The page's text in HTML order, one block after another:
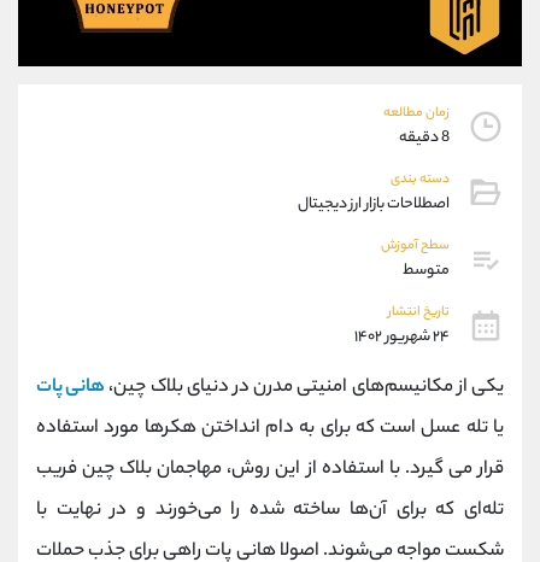
زمان مطالعه
8 دقیقه
دسته بندی
اصطلاحات بازار ارز دیجیتال
سطح آموزش
متوسط
تاریخ انتشار
۲۴ شهریور ۱۴۰۲
یکی از مکانیسم‌های امنیتی مدرن در دنیای بلاک چین، هانی پات
یا تله‌ عسل است که برای به دام انداختن هکرها مورد استفاده
قرار می گیرد. با استفاده از این روش، مهاجمان بلاک چین فریب
تله‌ای که برای آن‌ها ساخته شده را می‌خورند و در نهایت با
شکست مواجه می‌شوند. اصولا هانی پات راهی برای جذب حملات
09194198792
واتساپ شروع گفتگو
تلگرام @Armteam_admin_33
موبایل
تلگرام
تلفن 021-22021030
تلفن 021-22021040
بدون پیش شماره 90001030
کانال تلگرام @alirezamehrabi_com
کانال بله @alirezamehrabi_official